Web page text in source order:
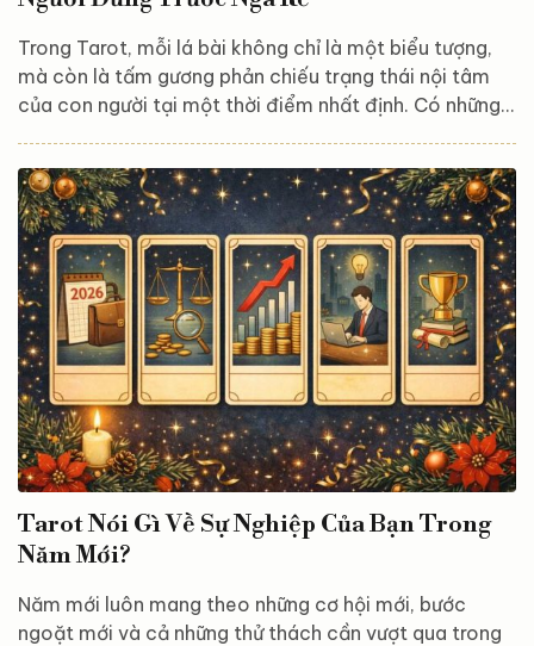
Trong Tarot, mỗi lá bài không chỉ là một biểu tượng,
mà còn là tấm gương phản chiếu trạng thái nội tâm
của con người tại một thời điểm nhất định. Có những
thường “lên tiếng” bằng những lá bài rất đặc trưng.
Chúng không quyết định thay bạn, mà giúp bạn nhận
diện rõ hơn ngã rẽ mình đang đứng trước. Dưới đây là
những lá Tarot thường xuất hiện khi con người đang ở
giữa...
Tarot Nói Gì Về Sự Nghiệp Của Bạn Trong
Năm Mới?
Năm mới luôn mang theo những cơ hội mới, bước
ngoặt mới và cả những thử thách cần vượt qua trong